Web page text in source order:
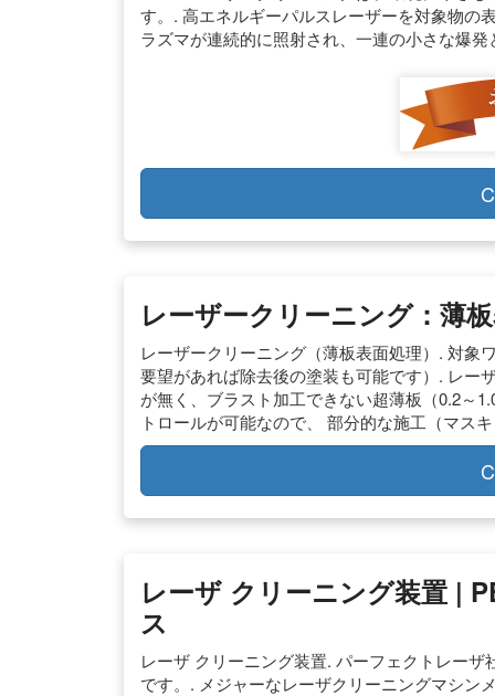
す。. 高エネルギーパルスレーザーを対象物の
ラズマが連続的に照射され、一連の小さな爆
レーザークリーニング：薄
レーザークリーニング（薄板表面処理）. 対象
要望があれば除去後の塗装も可能です）. レー
が無く、ブラスト加工できない超薄板（0.2～
トロールが可能なので、 部分的な施工（マス
レーザ クリーニング装置 |
ス
レーザ クリーニング装置. パーフェクトレー
です。. メジャーなレーザクリーニングマシン